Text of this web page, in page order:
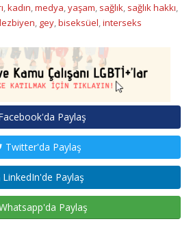
,kadın,medya,yaşam, sağlık, sağlık hakkı,
lezbiyen, gey,biseksüel,interseks
Paylaş
Twitter'da Paylaş
LinkedIn'de Paylaş
Paylaş